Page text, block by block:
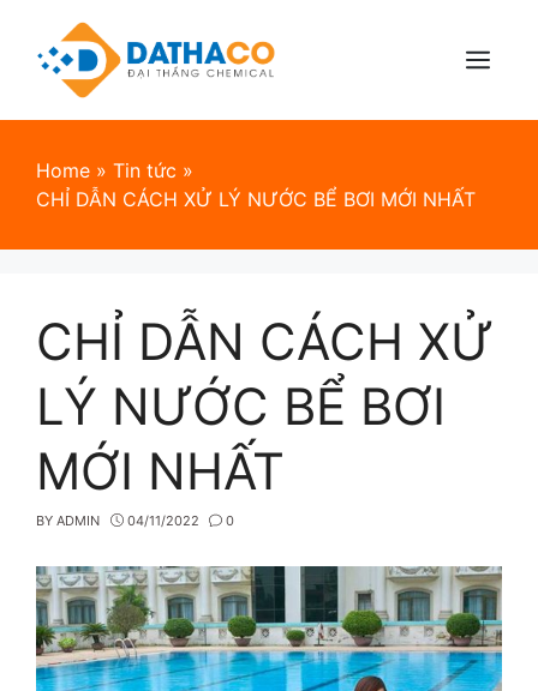
content
Menu
Home » Tin tức »
CHỈ DẪN CÁCH XỬ LÝ NƯỚC BỂ BƠI MỚI NHẤT
CHỈ DẪN CÁCH XỬ
LÝ NƯỚC BỂ BƠI
MỚI NHẤT
BY ADMIN 04/11/2022 0